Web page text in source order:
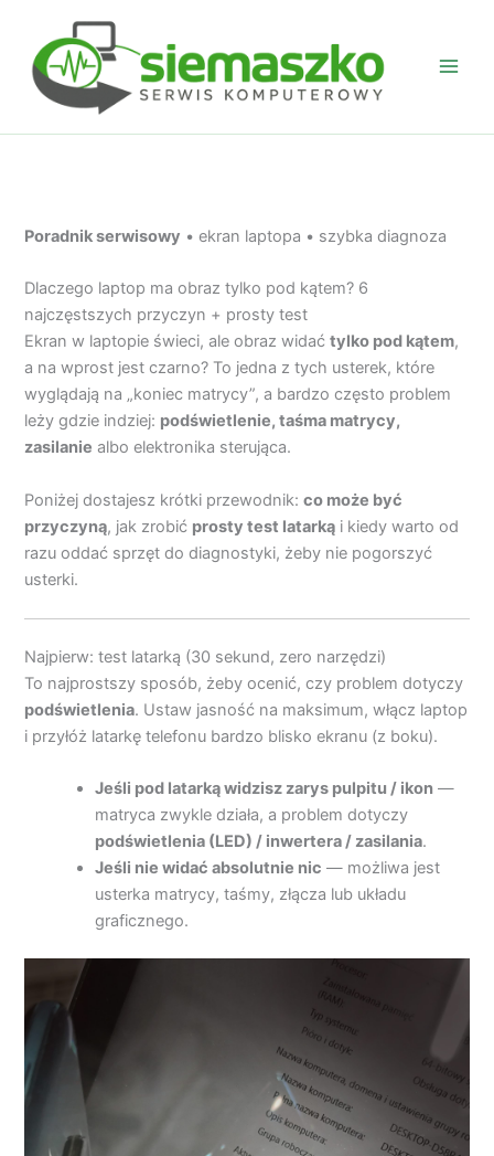
treści
Poradnik serwisowy • ekran laptopa • szybka diagnoza
Dlaczego laptop ma obraz tylko pod kątem? 6
najczęstszych przyczyn + prosty test
Ekran w laptopie świeci, ale obraz widaćtylko pod kątem,
a na wprost jest czarno? To jedna z tych usterek, które
wyglądają na „koniec matrycy”, a bardzo często problem
leży gdzie indziej: podświetlenie, taśma matrycy,
zasilanie albo elektronika sterująca.
Poniżej dostajesz krótki przewodnik:co może być
przyczyną, jak zrobić prosty test latarką i kiedy warto od
razu oddać sprzęt do diagnostyki, żeby nie pogorszyć
usterki.
Najpierw: test latarką (30 sekund, zero narzędzi)
To najprostszy sposób, żeby ocenić, czy problem dotyczy
podświetlenia. Ustaw jasność na maksimum, włącz laptop
i przyłóż latarkę telefonu bardzo blisko ekranu (z boku).
Jeśli pod latarką widzisz zarys pulpitu / ikon —
matryca zwykle działa, a problem dotyczy
podświetlenia (LED) / inwertera / zasilania.
Jeśli nie widać absolutnie nic — możliwa jest
usterka matrycy, taśmy, złącza lub układu
graficznego.